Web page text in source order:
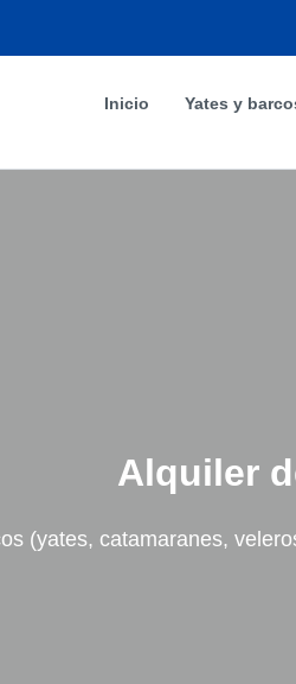
Inicio Yates y
Alquiler
(yates, catamaranes,